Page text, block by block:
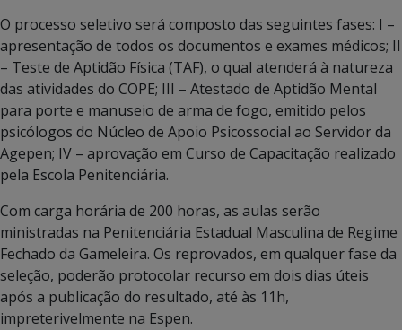
O processo seletivo será composto das seguintes fases: I –
apresentação de todos os documentos e exames médicos; II
– Teste de Aptidão Física (TAF), o qual atenderá à natureza
das atividades do COPE; III – Atestado de Aptidão Mental
para porte e manuseio de arma de fogo, emitido pelos
psicólogos do Núcleo de Apoio Psicossocial ao Servidor da
Agepen; IV – aprovação em Curso de Capacitação realizado
pela Escola Penitenciária.
Com carga horária de 200 horas, as aulas serão
ministradas na Penitenciária Estadual Masculina de Regime
Fechado da Gameleira. Os reprovados, em qualquer fase da
seleção, poderão protocolar recurso em dois dias úteis
após a publicação do resultado, até às 11h,
impreterivelmente na Espen.